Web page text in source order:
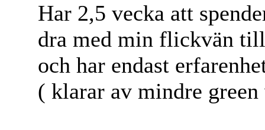
Har 2,5 vecka att
dra med min flickvän
och har endast
( klarar av mindre